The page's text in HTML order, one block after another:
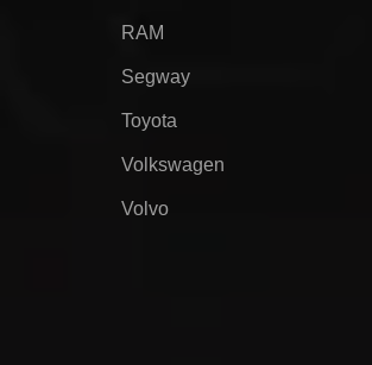
RAM
Segway
Toyota
Volkswagen
Volvo